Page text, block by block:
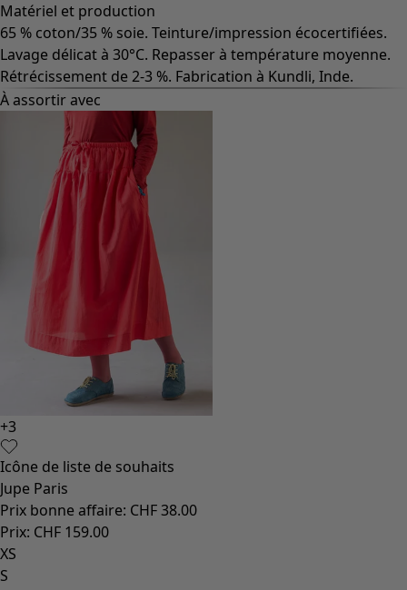
Matériel et production
65 % coton/35 % soie. Teinture/impression écocertifiées.
Lavage délicat à 30°C. Repasser à température moyenne.
Rétrécissement de 2-3 %. Fabrication à Kundli, Inde.
À assortir avec
+3
Icône de liste de souhaits
Jupe Paris
Prix bonne affaire: CHF 38.00
Prix: CHF 159.00
XS
S